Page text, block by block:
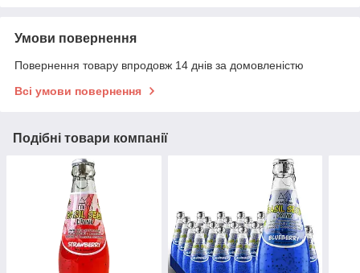
Умови повернення
Повернення товару впродовж 14 днів за домовленістю
Всі умови повернення
Подібні товари компанії